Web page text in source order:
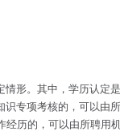
形。其中，学历认定
专项考核的，可以由
历的，可以由所聘用